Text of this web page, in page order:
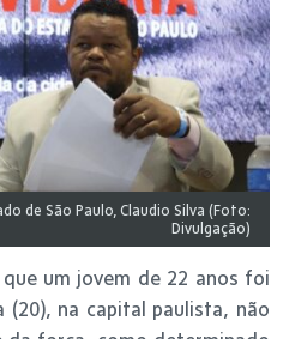
de São Paulo, Claudio Silva (Foto:
Divulgação)
um jovem de 22 anos foi
na capital paulista, não